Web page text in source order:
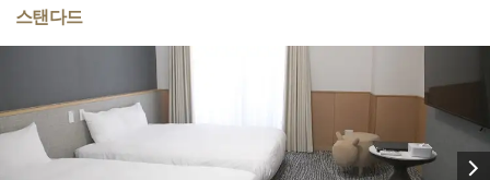
스탠다드